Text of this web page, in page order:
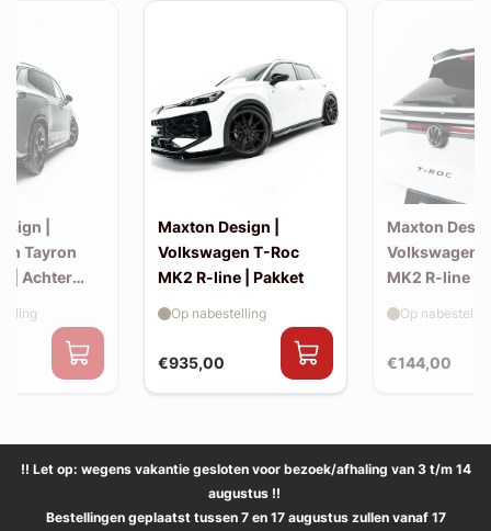
|
Tayron
| Achter
Maxton Design |
Volkswagen T-Roc
MK2 R-line | Pakket
€935,00
Op nabestelling
Maxton
Volkswagen
MK2 R-line |
€144,00
Op
!! Let op: wegens vakantie gesloten voor bezoek/afhaling van 3 t/m 14
augustus !!
Bestellingen geplaatst tussen 7 en 17 augustus zullen vanaf 17